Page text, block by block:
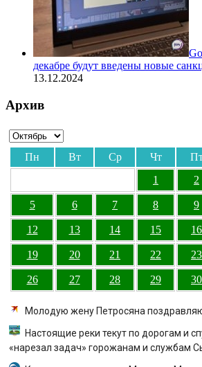
декабре будут введены новые
13.12.2024
Архив
Пн Вт Ср Чт
1
2
5 6 7 8 9
12 13 14 15 16
19 20 21 22 23
26 27 28 29 30
Молодую жену Петросяна
Настоящие реки текут по дорогам и
«нарезал задач» горожанам и службам